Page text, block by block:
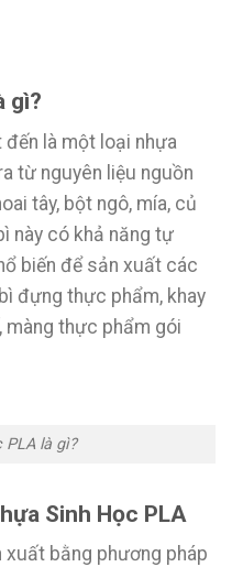
gì?
là một loại nhựa
từ nguyên liệu nguồn
tây, bột ngô, mía, củ
này có khả năng tự
biến để sản xuất các
đựng thực phẩm, khay
màng thực phẩm gói
PLA là gì?
Sinh Học PLA
bằng phương pháp